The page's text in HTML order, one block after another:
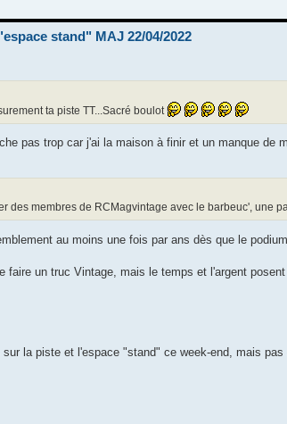
stand" MAJ 22/04/2022
ta piste TT...Sacré boulot
pas trop car j'ai la maison à finir et un manque de
des membres de RCMagvintage avec le barbeuc', une
au moins une fois par ans dès que le
faire un truc Vintage, mais le temps et l'argent posent
la piste et l'espace "stand" ce week-end, mais